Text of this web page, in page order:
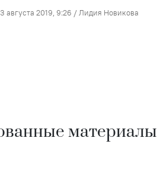
августа 2019, 9:26 /Лидия Новикова
материалы